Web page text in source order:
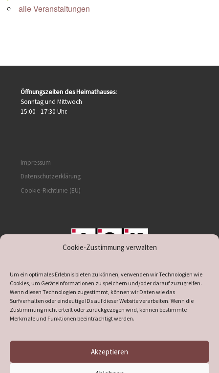
Cookie-Zustimmung verwalten
Um ein optimales Erlebnis bieten zu können, verwenden wir Technologien wie
Cookies, um Geräteinformationen zu speichern und/oder darauf zuzugreifen.
Wenn diesen Technologien zugestimmt, können wir Daten wie das
Surfverhalten oder eindeutige IDs auf dieser Website verarbeiten. Wenn die
Zustimmung nicht erteilt oder zurückgezogen wird, können bestimmte
Merkmale und Funktionen beeinträchtigt werden.
Akzeptieren
alle Veranstaltungen
Öffnungszeiten des Heimathauses:
Sonntag und Mittwoch
15:00 - 17:30 Uhr.
Impressum
Datenschutzerklärung
Cookie-Richtlinie (EU)
supported by DÖ